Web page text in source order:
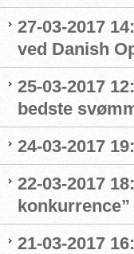
27-03-2017
ved Danish
25-03-2017
bedste
24-03-2017
22-03-2017
konkurrence”
21-03-2017